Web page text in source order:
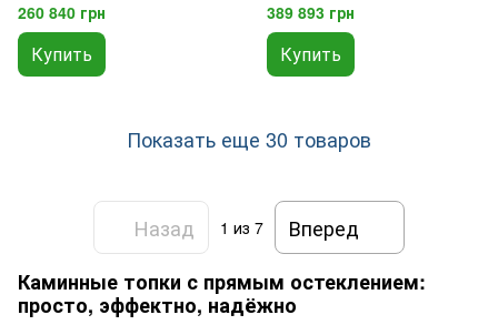
260 840 грн
Купить
389 893 грн
Купить
Показать еще 30 товаров
Назад 1 из 7
Вперед
Каминные топки с прямым остеклением:
просто, эффектно, надёжно